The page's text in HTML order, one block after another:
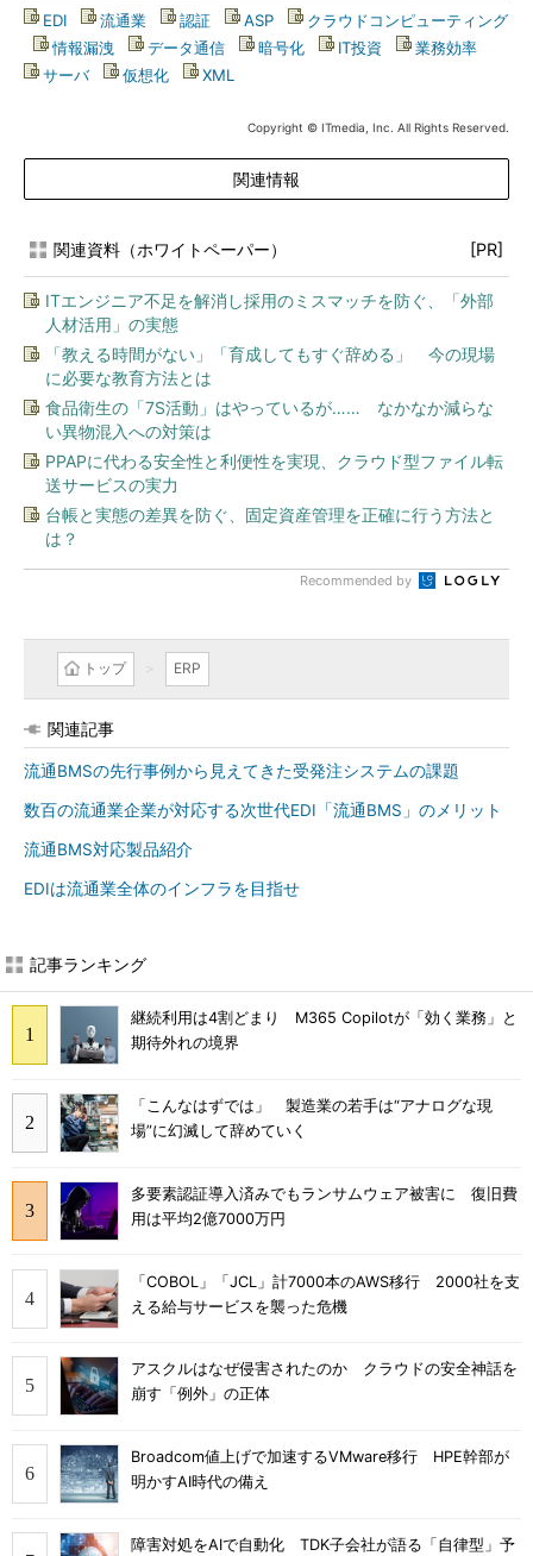
EDI 流通業 認証 ASP
クラウドコンピューティング
情報漏洩 データ通信 暗号化 IT投資 業務効率
サーバ| 仮想化 XML
Copyright © ITmedia, Inc. All Rights Reserved.
関連情報
関連資料（ホワイトペーパー） [PR]
ITエンジニア不足を解消し採用のミスマッチを防ぐ、「外部
人材活用」の実態
「教える時間がない」「育成してもすぐ辞める」 今の現場
に必要な教育方法とは
食品衛生の「7S活動」はやっているが…… なかなか減らな
い異物混入への対策は
PPAPに代わる安全性と利便性を実現、クラウド型ファイル転
送サービスの実力
台帳と実態の差異を防ぐ、固定資産管理を正確に行う方法と
は？
Recommended by
トップ ERP
関連記事
流通BMSの先行事例から見えてきた受発注システムの課題
数百の流通業企業が対応する次世代EDI「流通BMS」のメリット
流通BMS対応製品紹介
EDIは流通業全体のインフラを目指せ
記事ランキング
継続利用は4割どまり M365 Copilotが「効く業務」と
期待外れの境界
「こんなはずでは」 製造業の若手は“アナログな現
場”に幻滅して辞めていく
多要素認証導入済みでもランサムウェア被害に 復旧費
用は平均2億7000万円
「COBOL」「JCL」計7000本のAWS移行 2000社を支
える給与サービスを襲った危機
アスクルはなぜ侵害されたのか クラウドの安全神話を
崩す「例外」の正体
Broadcom値上げで加速するVMware移行 HPE幹部が
明かすAI時代の備え
障害対処をAIで自動化 TDK子会社が語る「自律型」予